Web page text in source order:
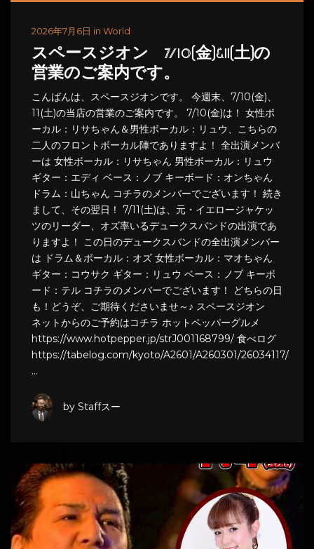
2026年7月6日 in World
スペースジオン 7/10(金)&11(土)の
営業のご案内です。
こんばんは、スペースジオンです。 今週末、7/10(金)、
11(土)の当店の営業のご案内です。 7/10(金)は！ 女性ボ
ーカル：リサちゃん＆男性ボーカル：リュウ、こちらの
二人のフロントボーカル陣でありますよ！ 全出演メンバ
ーは 女性ボーカル：リサちゃん 男性ボーカル：リュウ
ギター：エディ ベース：ノブ キーボード：オンちゃん
ドラム：山ちゃん コチラのメンバーでございます！ 続き
まして、その翌日！ 7/11(土)は、元・イエロージャケッ
ツのリーダー、オズ率いるデュークスバンドの出演であ
りますよ！ この日のデュークスバンドの全出演メンバー
は ドラム＆ボーカル：オズ 女性ボーカル：マオちゃん
ギター：コウサク ギター：リュウ ベース：ノブ キーボ
ード：テル コチラのメンバーでございます！ どちらの日
も！どうぞ、ご期待くださいませ～♪ スペースジオン
ネットからのご予約はコチラ ホットペッパーグルメ
https://www.hotpepper.jp/strJ001168799/ 食べログ
https://tabelog.com/kyoto/A2601/A260301/26034117/
…
by Staffスー